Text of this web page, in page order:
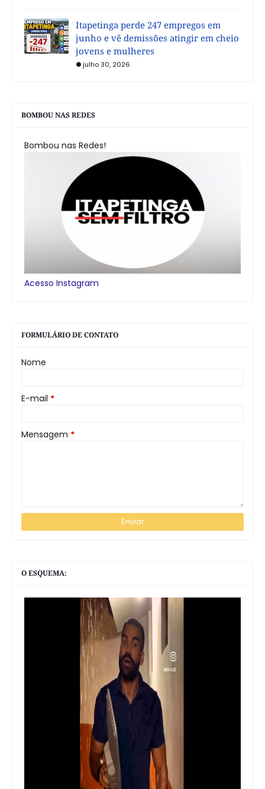
Itapetinga perde 247 empregos em
junho e vê demissões atingir em cheio
jovens e mulheres
julho 30, 2026
BOMBOU NAS REDES
Bombou nas Redes!
Acesso Instagram
FORMULÁRIO DE CONTATO
Nome
E-mail *
Mensagem *
O ESQUEMA: